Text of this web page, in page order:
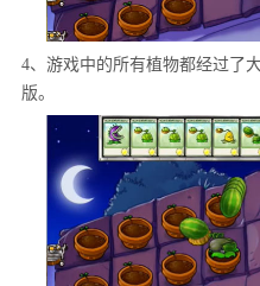
4、游戏中的所有植物都经过了
版。